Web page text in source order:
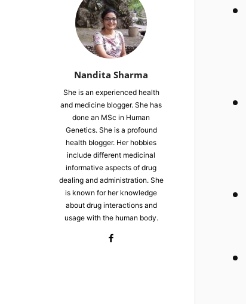
Nandita Sharma
She is an experienced health
and medicine blogger. She has
done an MSc in Human
Genetics. She is a profound
health blogger. Her hobbies
include different medicinal
informative aspects of drug
dealing and administration. She
is known for her knowledge
about drug interactions and
usage with the human body.